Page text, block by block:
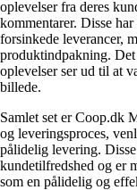
oplevelser fra deres
kommentarer. Disse
forsinkede leverancer,
produktindpakning.
oplevelser ser ud til at
billede.
Samlet set er Coop.dk
og leveringsproces,
pålidelig levering.
kundetilfredshed og er
som en pålidelig og